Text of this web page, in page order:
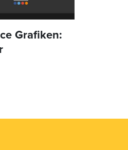
Grafiken: